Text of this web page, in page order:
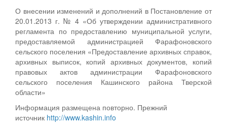
О внесении изменений и дополнений в Постановление от
20.01.2013 г. № 4 «Об утверждении административного
регламента по предоставлению муниципальной услуги,
предоставляемой администрацией Фарафоновского
сельского поселения «Предоставление архивных справок,
архивных выписок, копий архивных документов, копий
правовых актов администрации Фарафоновского
сельского поселения Кашинского района Тверской
области»
Информация размещена повторно. Прежний
источник http://www.kashin.info